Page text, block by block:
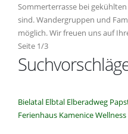
Sommerterrasse bei
sind. Wandergruppen und
möglich. Wir freuen uns auf
Seite 1/3
Bielatal Elbtal Elberadweg
Ferienhaus KameniceWellness